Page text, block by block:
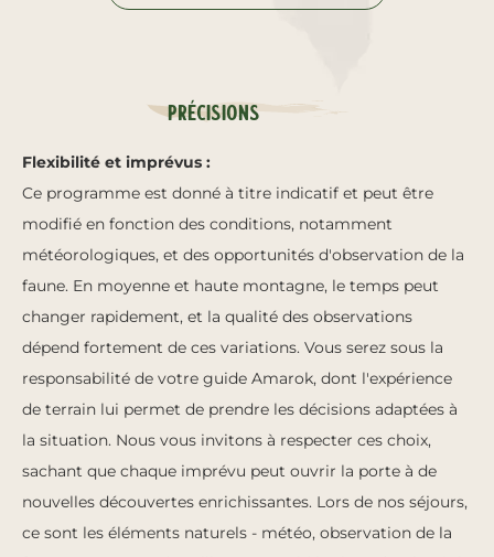
Précisions
Flexibilité et imprévus :
Ce programme est donné à titre indicatif et peut être
modifié en fonction des conditions, notamment
météorologiques, et des opportunités d'observation de la
faune. En moyenne et haute montagne, le temps peut
changer rapidement, et la qualité des observations
dépend fortement de ces variations. Vous serez sous la
responsabilité de votre guide Amarok, dont l'expérience
de terrain lui permet de prendre les décisions adaptées à
la situation. Nous vous invitons à respecter ces choix,
sachant que chaque imprévu peut ouvrir la porte à de
nouvelles découvertes enrichissantes. Lors de nos séjours,
ce sont les éléments naturels - météo, observation de la